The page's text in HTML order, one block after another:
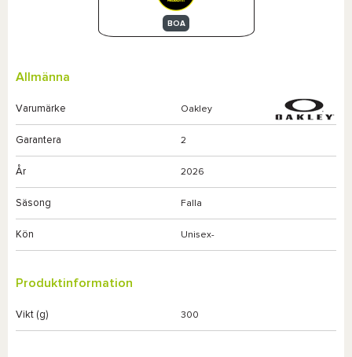
BOA
Allmänna
Varumärke Oakley
Garantera 2
År 2026
Säsong Falla
Kön Unisex-
Produktinformation
Vikt (g) 300